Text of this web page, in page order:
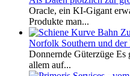
Oracle, ein KI-Gigant
Produkte man...
Norfolk Southern und der
Donnernde Güterzüge
allem auf...